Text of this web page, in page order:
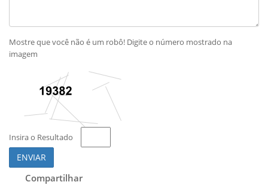
Mostre que você não é um robô! Digite o número mostrado na
imagem
Insira o Resultado
ENVIAR
Compartilhar